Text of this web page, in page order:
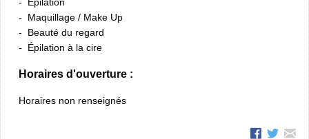
Maquillage / Make Up
Beauté du regard
Épilation à la cire
Horaires d'ouverture :
Horaires non renseignés